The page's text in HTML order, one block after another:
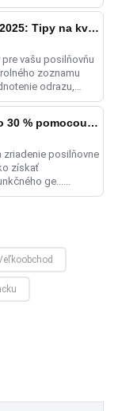
Kontrolný zoznam noriem pre nárazníky 2025: Tipy na kvalitu
vašu posilňovňu
zoznamu
odrazu,
Znížte náklady na zriadenie posilňovne o 30 % pomocou 5 hackov na vybavenie
zriadenie posilňovne
získať
ge......